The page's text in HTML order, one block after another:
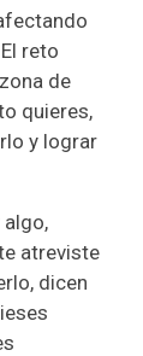
reto
de
quieres,
y lograr
algo,
atreviste
dicen